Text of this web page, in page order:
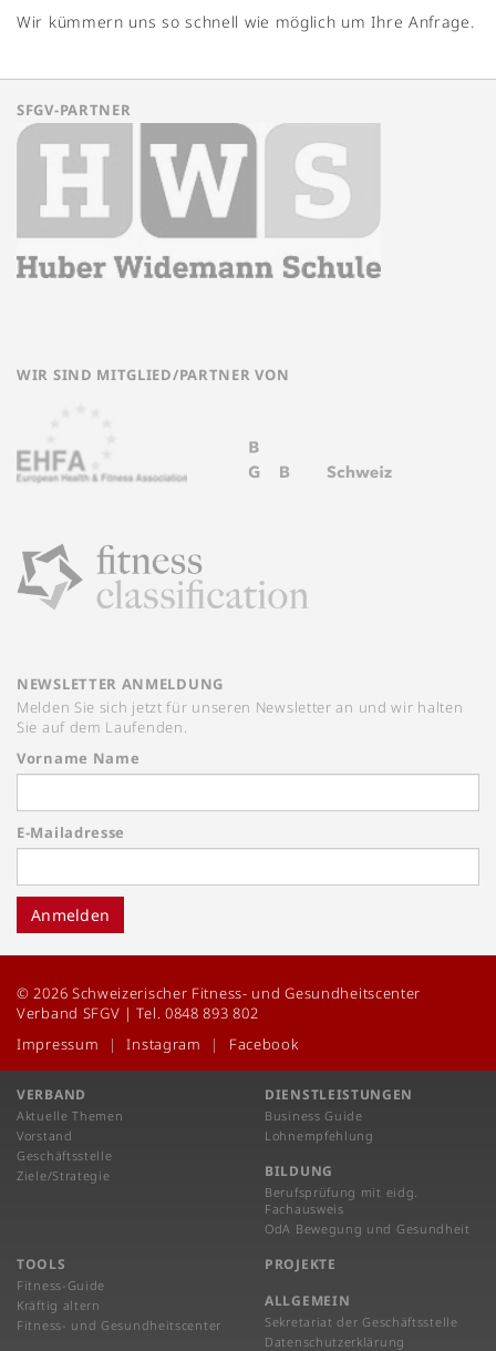
Wir kümmern uns so schnell wie möglich um Ihre Anfrage.
SFGV-PARTNER
WIR SIND MITGLIED/PARTNER VON
NEWSLETTER ANMELDUNG
Melden Sie sich jetzt für unseren Newsletter an und wir halten
Sie auf dem Laufenden.
Vorname Name
E-Mailadresse
Anmelden
© 2026 Schweizerischer Fitness- und Gesundheitscenter
Verband SFGV | Tel. 0848 893 802
Impressum
Instagram Facebook
VERBAND
Aktuelle Themen
Vorstand
Geschäftsstelle
Ziele/Strategie
DIENSTLEISTUNGEN
Business Guide
Lohnempfehlung
BILDUNG
Berufsprüfung mit eidg.
Fachausweis
OdA Bewegung und Gesundheit
TOOLS
Fitness-Guide
Kräftig altern
Fitness- und Gesundheitscenter
PROJEKTE
ALLGEMEIN
Sekretariat der Geschäftsstelle
Datenschutzerklärung